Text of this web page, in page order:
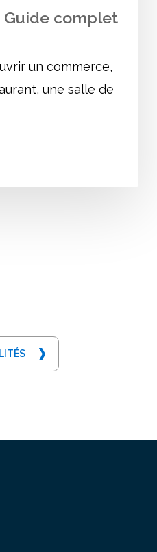
Guide complet
un commerce,
une salle de